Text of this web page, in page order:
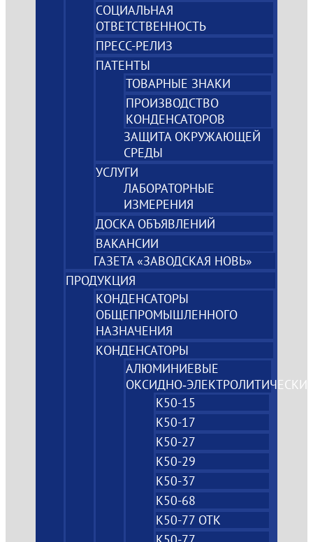
СОЦИАЛЬНАЯ
ОТВЕТСТВЕННОСТЬ
ПРЕСС-РЕЛИЗ
ПАТЕНТЫ
ТОВАРНЫЕ ЗНАКИ
ПРОИЗВОДСТВО
КОНДЕНСАТОРОВ
ЗАЩИТА ОКРУЖАЮЩЕЙ
СРЕДЫ
УСЛУГИ
ЛАБОРАТОРНЫЕ
ИЗМЕРЕНИЯ
ДОСКА ОБЪЯВЛЕНИЙ
ВАКАНСИИ
ГАЗЕТА «ЗАВОДСКАЯ НОВЬ»
ПРОДУКЦИЯ
КОНДЕНСАТОРЫ
ОБЩЕПРОМЫШЛЕННОГО
НАЗНАЧЕНИЯ
КОНДЕНСАТОРЫ
АЛЮМИНИЕВЫЕ
К50-15
К50-17
К50-27
К50-29
К50-37
К50-68
К50-77 ОТК